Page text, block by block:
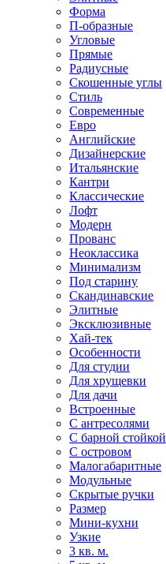
Форма
П-образные
Угловые
Прямые
Радиусные
Скошенные углы
Стиль
Современные
Евро
Английские
Дизайнерские
Итальянские
Кантри
Классические
Лофт
Модерн
Прованс
Неоклассика
Минимализм
Под старину
Скандинавские
Элитные
Эксклюзивные
Хай-тек
Особенности
Для студии
Для хрущевки
Для дачи
Встроенные
С антресолями
С барной стойкой
С островом
Малогабаритные
Модульные
Скрытые ручки
Размер
Мини-кухни
Узкие
3 кв. м.